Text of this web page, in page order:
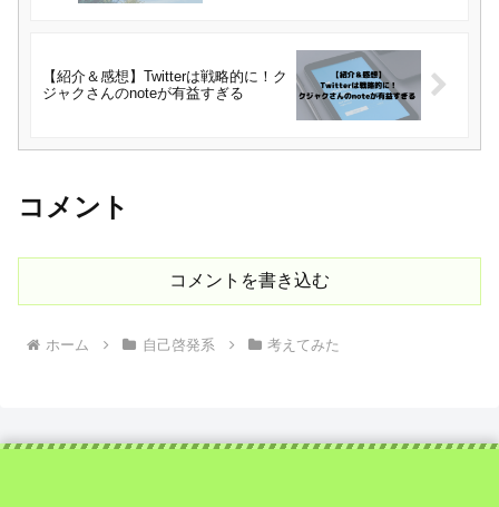
【紹介＆感想】Twitterは戦略的に！ク
ジャクさんのnoteが有益すぎる
コメント
コメントを書き込む
ホーム 自己啓発系 考えてみた